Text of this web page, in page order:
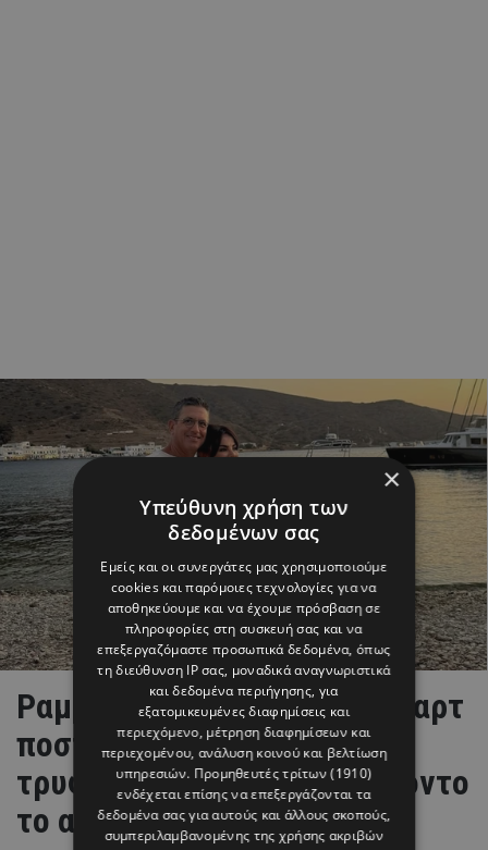
Ραμόνα & Τορναρίτης: Οι «καρτ
ποστάλ» από το Ιόνιο και το
τρυφερό στιγμιότυπο με φόντο
το απέραντο γαλάζιο
×
Υπεύθυνη χρήση των
δεδομένων σας
Εμείς και οι συνεργάτες μας χρησιμοποιούμε
cookies και παρόμοιες τεχνολογίες για να
αποθηκεύουμε και να έχουμε πρόσβαση σε
πληροφορίες στη συσκευή σας και να
επεξεργαζόμαστε προσωπικά δεδομένα, όπως
τη διεύθυνση IP σας, μοναδικά αναγνωριστικά
και δεδομένα περιήγησης, για
εξατομικευμένες διαφημίσεις και
περιεχόμενο, μέτρηση διαφημίσεων και
περιεχομένου, ανάλυση κοινού και βελτίωση
υπηρεσιών. Προμηθευτές τρίτων (1910)
ενδέχεται επίσης να επεξεργάζονται τα
δεδομένα σας για αυτούς και άλλους σκοπούς,
συμπεριλαμβανομένης της χρήσης ακριβών